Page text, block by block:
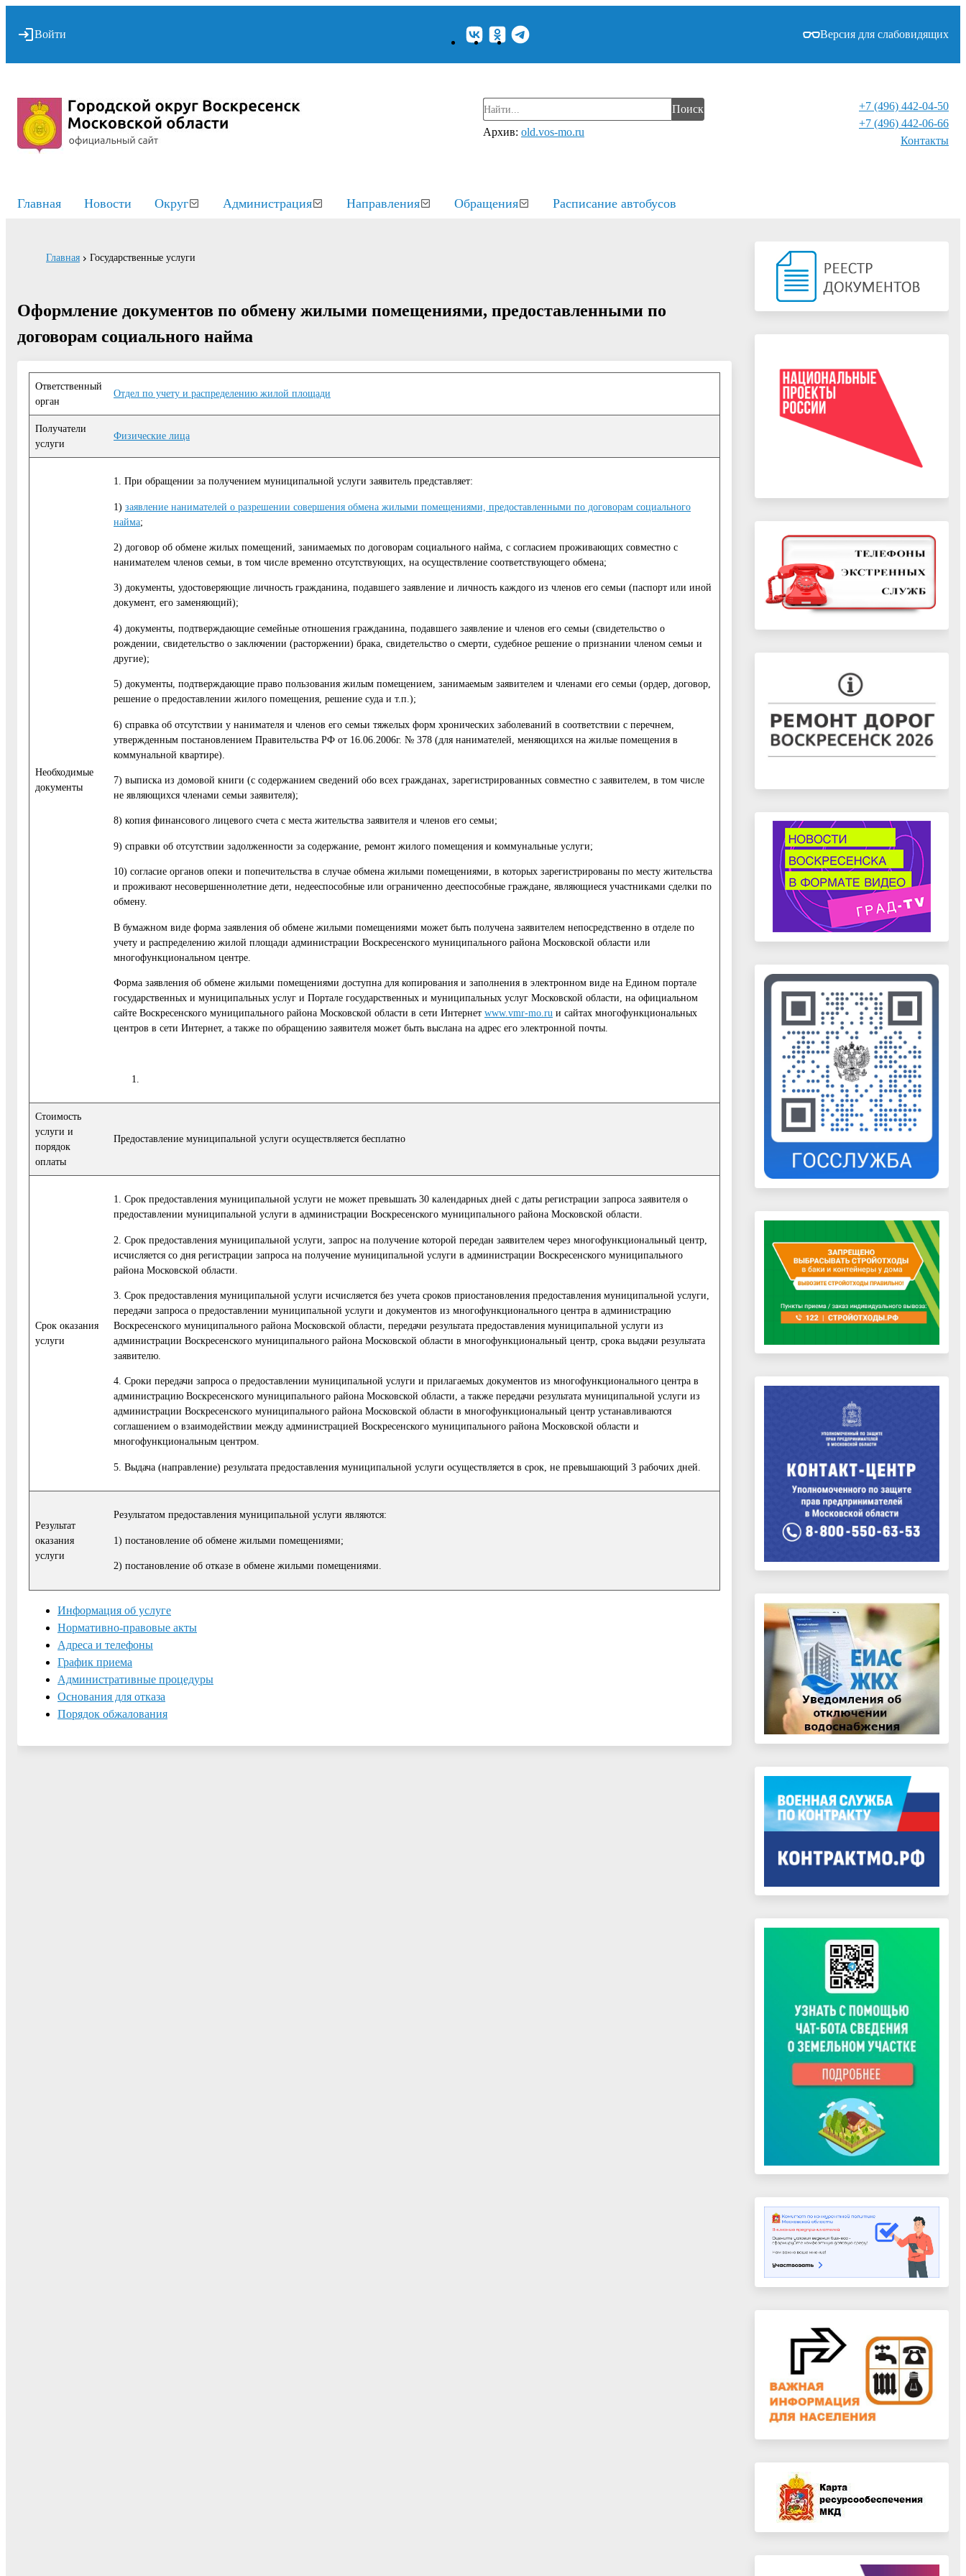
Войти Версия для слабовидящих
Поиск
Архив: old.vos-mo.ru
+7 (496) 442-04-50
+7 (496) 442-06-66
Контакты⁠
Главная Новости Округ Администрация Направления Обращения Расписание автобусов
Главная Государственные услуги
Оформление документов по обмену жилыми помещениями, предоставленными по
договорам социального найма
Ответственный
орган
Отдел по учету и распределению жилой площади
Получатели
услуги
Физические лица
Необходимые
документы
1. При обращении за получением муниципальной услуги заявитель представляет:
1) заявление нанимателей о разрешении совершения обмена жилыми помещениями, предоставленными по договорам социального
найма;
2) договор об обмене жилых помещений, занимаемых по договорам социального найма, с согласием проживающих совместно с
нанимателем членов семьи, в том числе временно отсутствующих, на осуществление соответствующего обмена;
3) документы, удостоверяющие личность гражданина, подавшего заявление и личность каждого из членов его семьи (паспорт или иной
документ, его заменяющий);
4) документы, подтверждающие семейные отношения гражданина, подавшего заявление и членов его семьи (свидетельство о
рождении, свидетельство о заключении (расторжении) брака, свидетельство о смерти, судебное решение о признании членом семьи и
другие);
5) документы, подтверждающие право пользования жилым помещением, занимаемым заявителем и членами его семьи (ордер, договор,
решение о предоставлении жилого помещения, решение суда и т.п.);
6) справка об отсутствии у нанимателя и членов его семьи тяжелых форм хронических заболеваний в соответствии с перечнем,
утвержденным постановлением Правительства РФ от 16.06.2006г. № 378 (для нанимателей, меняющихся на жилые помещения в
коммунальной квартире).
7) выписка из домовой книги (с содержанием сведений обо всех гражданах, зарегистрированных совместно с заявителем, в том числе
не являющихся членами семьи заявителя);
8) копия финансового лицевого счета с места жительства заявителя и членов его семьи;
9) справки об отсутствии задолженности за содержание, ремонт жилого помещения и коммунальные услуги;
10) согласие органов опеки и попечительства в случае обмена жилыми помещениями, в которых зарегистрированы по месту жительства
и проживают несовершеннолетние дети, недееспособные или ограниченно дееспособные граждане, являющиеся участниками сделки по
обмену.
В бумажном виде форма заявления об обмене жилыми помещениями может быть получена заявителем непосредственно в отделе по
учету и распределению жилой площади администрации Воскресенского муниципального района Московской области или
многофункциональном центре.
Форма заявления об обмене жилыми помещениями доступна для копирования и заполнения в электронном виде на Едином портале
государственных и муниципальных услуг и Портале государственных и муниципальных услуг Московской области, на официальном
сайте Воскресенского муниципального района Московской области в сети Интернет www.vmr-mo.ru и сайтах многофункциональных
центров в сети Интернет, а также по обращению заявителя может быть выслана на адрес его электронной почты.
Стоимость
услуги и
порядок
оплаты
Предоставление муниципальной услуги осуществляется бесплатно
Cрок оказания
услуги
1. Срок предоставления муниципальной услуги не может превышать 30 календарных дней с даты регистрации запроса заявителя о
предоставлении муниципальной услуги в администрации Воскресенского муниципального района Московской области.
2. Срок предоставления муниципальной услуги, запрос на получение которой передан заявителем через многофункциональный центр,
исчисляется со дня регистрации запроса на получение муниципальной услуги в администрации Воскресенского муниципального
района Московской области.
3. Срок предоставления муниципальной услуги исчисляется без учета сроков приостановления предоставления муниципальной услуги,
передачи запроса о предоставлении муниципальной услуги и документов из многофункционального центра в администрацию
Воскресенского муниципального района Московской области, передачи результата предоставления муниципальной услуги из
администрации Воскресенского муниципального района Московской области в многофункциональный центр, срока выдачи результата
заявителю.
4. Сроки передачи запроса о предоставлении муниципальной услуги и прилагаемых документов из многофункционального центра в
администрацию Воскресенского муниципального района Московской области, а также передачи результата муниципальной услуги из
администрации Воскресенского муниципального района Московской области в многофункциональный центр устанавливаются
соглашением о взаимодействии между администрацией Воскресенского муниципального района Московской области и
многофункциональным центром.
5. Выдача (направление) результата предоставления муниципальной услуги осуществляется в срок, не превышающий 3 рабочих дней.
Результат
оказания
услуги
Результатом предоставления муниципальной услуги являются:
1) постановление об обмене жилыми помещениями;
2) постановление об отказе в обмене жилыми помещениями.
Информация об услуге
Нормативно-правовые акты
Адреса и телефоны
График приема
Административные процедуры
Основания для отказа
Порядок обжалования